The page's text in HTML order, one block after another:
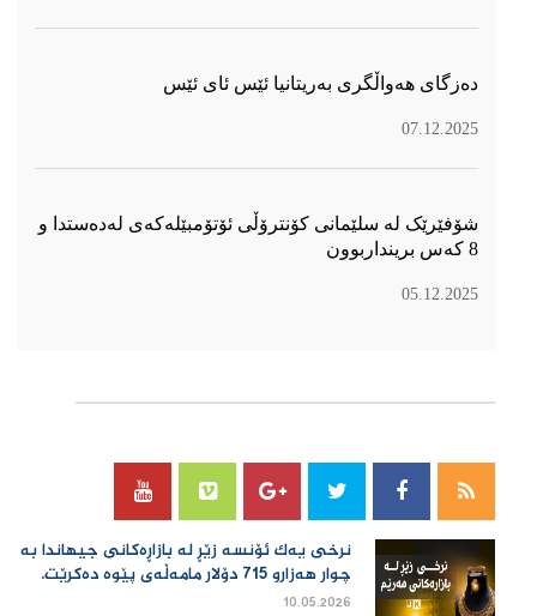
دەزگای هەواڵگری بەریتانیا ئێس ئای ئێس
07.12.2025
شۆفێرێک لە سلێمانی کۆنترۆڵی ئۆتۆمبێلەکەی لەدەستدا و
8 کەس برینداربوون
05.12.2025
نرخی یەك ئۆنسە زێڕ لە بازاڕەكانی جیهاندا بە
چوار هەزارو 715 دۆلار مامەڵەی پێوە دەكرێت.
10.05.2026